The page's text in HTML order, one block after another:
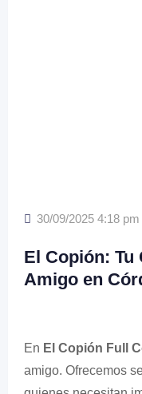
30/09/2025 4:18 pm
El Copión: Tu
Amigo en
En El Copión Full
amigo. Ofrecemos